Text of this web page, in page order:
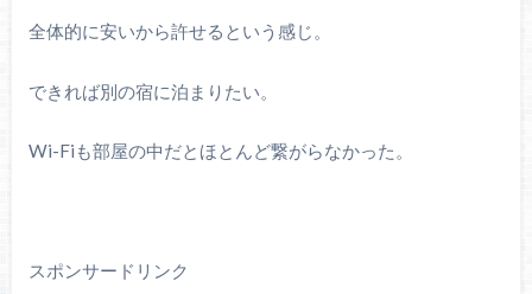
全体的に安いから許せるという感じ。
できれば別の宿に泊まりたい。
Wi-Fiも部屋の中だとほとんど繋がらなかった。
スポンサードリンク